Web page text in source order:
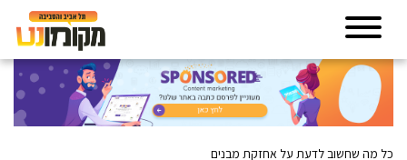
כל מה שחשוב לדעת על אחזקת מבנים